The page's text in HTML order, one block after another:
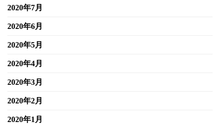
2020年7月
2020年6月
2020年5月
2020年4月
2020年3月
2020年2月
2020年1月